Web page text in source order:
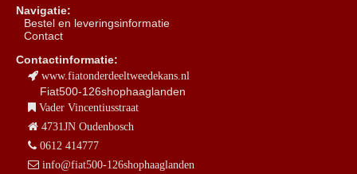
Navigatie:
Bestel en leveringsinformatie
Contact
Contactinformatie:
www.fiatonderdeeltweedekans.nl
Fiat500-126shophaaglanden
Vader Vincentiusstraat
4731JN Oudenbosch
0612 414777
info@fiat500-126shophaaglanden